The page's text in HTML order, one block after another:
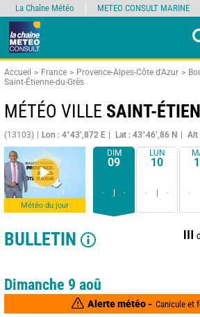
Accueil France Provence-Alpes-Côte d'Azur
Saint-Étienne-du-Grès
MÉTÉO VILLE SAINT-
(13103) Lon : 4°43’,872 E Lat : 43°46’,86 N Alt
Météo du jour
DIM
09
- -
LUN
10
- - -
BULLETIN
Dimanche 9 aoû
Alerte météo - Canicule et
La Chaîne Météo METEO CONSULT MARINE